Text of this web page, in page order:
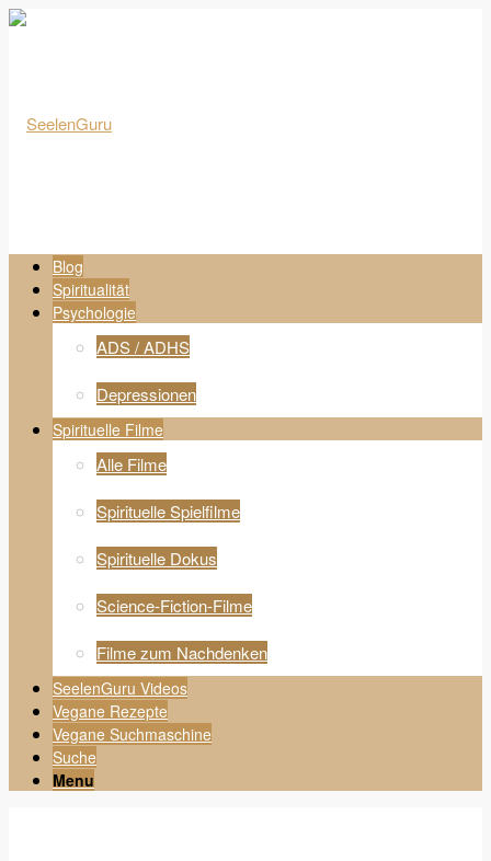
Blog
Spiritualität
Psychologie
ADS / ADHS
Depressionen
Spirituelle Filme
Alle Filme
Spirituelle Spielfilme
Spirituelle Dokus
Science-Fiction-Filme
Filme zum Nachdenken
SeelenGuru Videos
Vegane Rezepte
Vegane Suchmaschine
Suche
Menu